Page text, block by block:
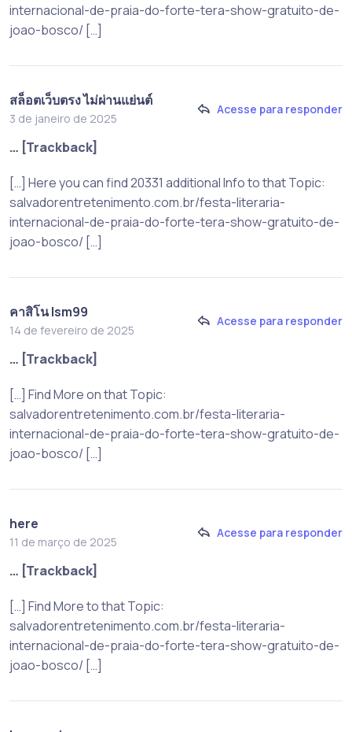
internacional-de-praia-do-forte-tera-show-gratuito-de-
joao-bosco/ […]
สล็อตเว็บตรง ไม่ผ่านแย่นต์
3 de janeiro de 2025
Acesse para responder
… [Trackback]
[…] Here you can find 20331 additional Info to that Topic:
salvadorentretenimento.com.br/festa-literaria-
internacional-de-praia-do-forte-tera-show-gratuito-de-
joao-bosco/ […]
คาสิโน lsm99
14 de fevereiro de 2025
Acesse para responder
… [Trackback]
[…] Find More on that Topic:
salvadorentretenimento.com.br/festa-literaria-
internacional-de-praia-do-forte-tera-show-gratuito-de-
joao-bosco/ […]
here
11 de março de 2025
Acesse para responder
… [Trackback]
[…] Find More to that Topic:
salvadorentretenimento.com.br/festa-literaria-
internacional-de-praia-do-forte-tera-show-gratuito-de-
joao-bosco/ […]